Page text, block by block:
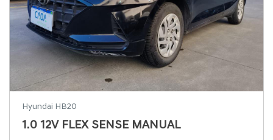
Hyundai HB20
1.0 12V FLEX SENSE MANUAL